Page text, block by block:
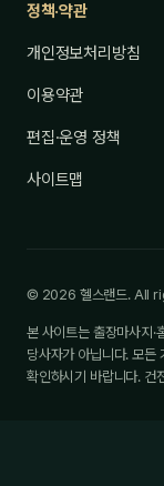
정책·약관
개인정보처리방침
이용약관
편집·운영 정책
사이트맵
© 2026 헬스랜드. All
본 사이트는 출장마사지·
당사자가 아닙니다. 모든
확인하시기 바랍니다. 건